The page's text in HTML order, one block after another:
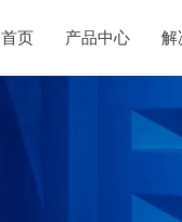
首页 产品中心 解